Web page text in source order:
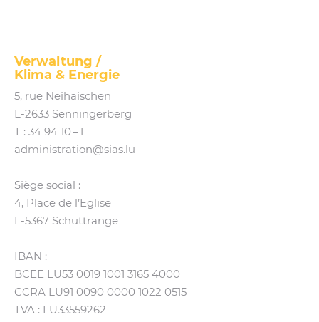
Verwaltung /
Klima & Energie
5, rue Neihaischen
L‑2633 Senningerberg
T : 34 94 10 – 1
administration@​sias.​lu
Siège social :
4, Place de l’Eglise
L‑5367 Schuttrange
IBAN :
BCEE LU53 0019 1001 3165 4000
CCRA LU91 0090 0000 1022 0515
TVA : LU33559262